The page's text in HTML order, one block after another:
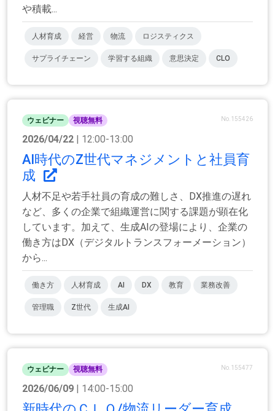
や積載...
人材育成 経営 物流 ロジスティクス
サプライチェーン 学習する組織 意思決定 CLO
ウェビナー 視聴無料 No.155426
2026/04/22 | 12:00-13:00
AI時代のZ世代マネジメントと社員育
成
人材不足や若手社員の育成の難しさ、DX推進の遅れ
など、多くの企業で組織運営に関する課題が顕在化
しています。加えて、生成AIの登場により、企業の
働き方はDX（デジタルトランスフォーメーション）
から...
働き方 人材育成 AI DX 教育 業務改善
管理職 Z世代 生成AI
ウェビナー 視聴無料 No.155477
2026/06/09 | 14:00-15:00